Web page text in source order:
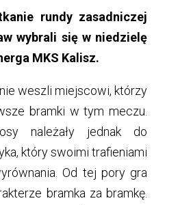
rundy zasadniczej
wybrali się w niedzielę
MKS Kalisz.
weszli miejscowi, którzy
bramki w tym meczu.
należały jednak do
który swoimi trafieniami
Od tej pory gra
bramka za bramkę.